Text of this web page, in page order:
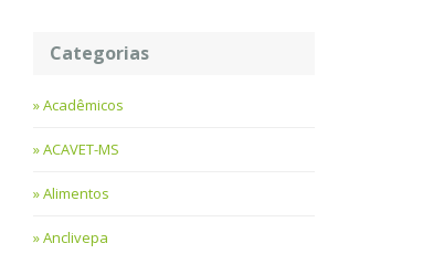
Categorias
Acadêmicos
ACAVET-MS
Alimentos
Anclivepa